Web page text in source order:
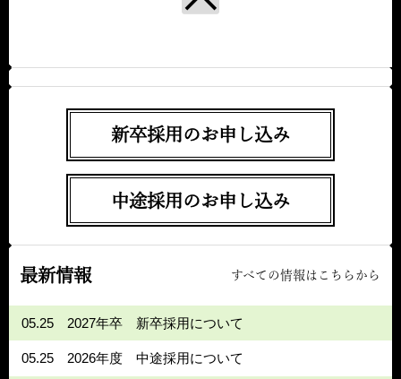
新卒採用のお申し込み
中途採用のお申し込み
最新情報 すべての情報はこちらから
05.25 2027年卒 新卒採用について
05.25 2026年度 中途採用について